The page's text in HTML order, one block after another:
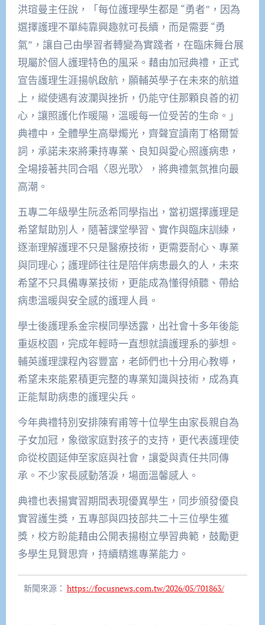
洪瑄曼主任說，「每位護理學生都是 “勇者”，因為
選擇護理不單純靠興趣就可長續，而是需要 “勇
氣”，讓自己由學習者轉變為實踐者，在臨床舞台展
現屬於個人護理特色的風采。藉由加冠典禮，正式
宣告護理生涯揚帆啟航，願輔英學子在未來的航道
上，縱使遇有波瀾與挫折，仍能守住那顆良善的初
心，讓照護化作暖陽，溫暖每一位受苦的生命。」
典禮中，全體學生高舉燭光，齊聲宣讀南丁格爾誓
詞，承諾未來將秉持專業、良知與愛心照護病患，
全場接著共同合唱〈恩光歌〉，將典禮氣氛推向最
高潮。
五專二年級學生阮丞希同學指出，當初選擇護理是
希望幫助別人，隨著課堂學習、實作與臨床訓練，
逐漸理解護理不只是醫療技術，更需要耐心、專業
與同理心；護理師往往是陪伴病患最久的人，未來
希望不只具備專業技術，更能成為懂得傾聽、帶給
病患溫暖與安全感的護理人員。
學士後護理系金宗模同學透露，出社會十多年後能
重返校園，完成年輕時一直想就讀護理系的夢想。
輔英護理課程內容豐富，老師們也十分用心教導，
希望未來能累積更完整的專業知識與技術，成為真
正能幫助病患的護理尖兵。
今年典禮特別安排陳宥甫等十位學生由家長親自為
子女加冠，象徵家庭對孩子的支持，更代表護理使
命從校園延伸至家庭與社會，讓愛與責任共同傳
承。不少家長感動落淚，場面溫馨感人。
典禮也表揚實習期間表現優異學生，同步頒發優良
實習護生獎，五專部與四技部共二十三位學生獲
獎，校方盼能藉由公開表揚樹立學習典範，鼓勵更
多學生見賢思齊，持續精進專業能力。
新聞來源： https://focusnews.com.tw/2026/05/701863/